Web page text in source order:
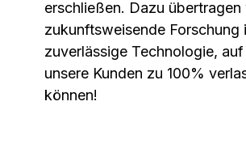
erschließen. Dazu übertragen
zukunftsweisende Forschung
zuverlässige Technologie,
unsere Kunden zu 100%
können!